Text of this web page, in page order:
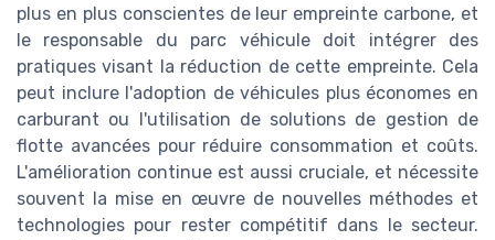
plus en plus conscientes de leur empreinte carbone, et
le responsable du parc véhicule doit intégrer des
pratiques visant la réduction de cette empreinte. Cela
peut inclure l'adoption de véhicules plus économes en
carburant ou l'utilisation de solutions de gestion de
flotte avancées pour réduire consommation et coûts.
L'amélioration continue est aussi cruciale, et nécessite
souvent la mise en œuvre de nouvelles méthodes et
technologies pour rester compétitif dans le secteur.